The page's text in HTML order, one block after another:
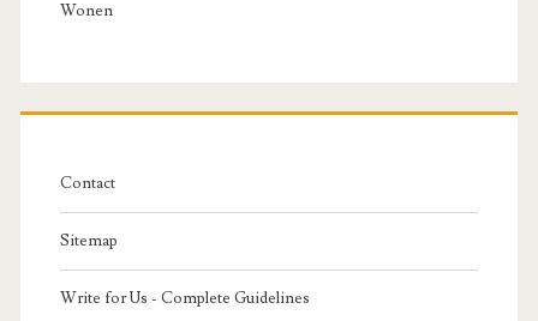
Wonen
Contact
Sitemap
Write for Us - Complete Guidelines